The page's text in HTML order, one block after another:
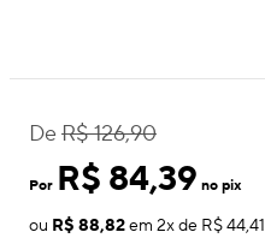
De R$ 126,90
Por R$ 84,39 no pix
ou R$ 88,82em 2x de R$ 44,41